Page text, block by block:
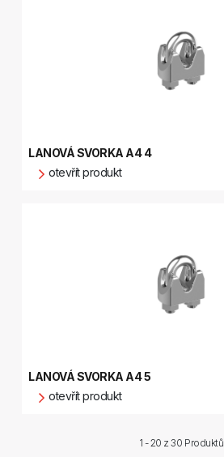
LANOVÁ SVORKA A4 4
otevřít produkt
LANOVÁ SVORKA A4 5
otevřít produkt
1 - 20 z30 Produktů